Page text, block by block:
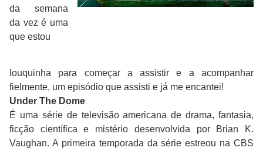
da semana
da vez é uma
que estou
louquinha para começar a assistir e a acompanhar
fielmente, um episódio que assisti e já me encantei!
Under The Dome
É uma série de televisão americana de drama, fantasia,
ficção científica e mistério desenvolvida por Brian K.
Vaughan. A primeira temporada da série estreou na CBS